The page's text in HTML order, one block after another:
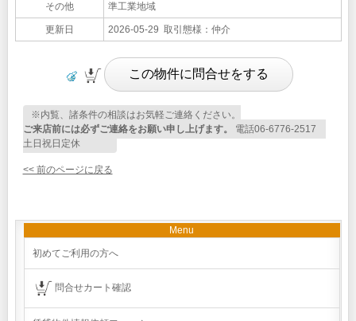
その他 準工業地域
更新日 2026-05-29 取引態様：仲介
※内覧、諸条件の相談はお気軽ご連絡ください。
ご来店前には必ずご連絡をお願い申し上げます。
電話06-6776-2517
土日祝日定休
<< 前のページに戻る
Menu
初めてご利用の方へ
問合せカート確認